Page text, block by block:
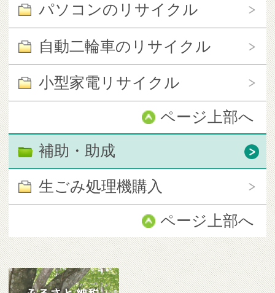
パソコンのリサイクル
自動二輪車のリサイクル
小型家電リサイクル
ページ上部へ
補助・助成
生ごみ処理機購入
ページ上部へ